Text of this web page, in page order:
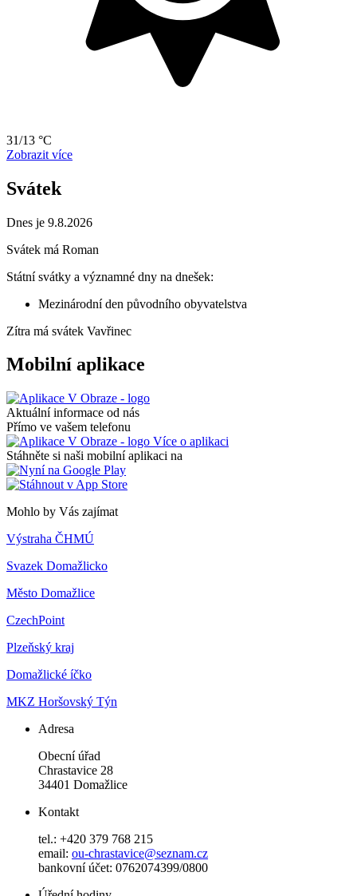
31/13 °C
Zobrazit více
Svátek
Dnes je 9.8.2026
Svátek má Roman
Státní svátky a významné dny na dnešek:
Mezinárodní den původního obyvatelstva
Zítra má svátek Vavřinec
Mobilní aplikace
Aktuální informace od nás
Přímo ve vašem telefonu
Více o aplikaci
Stáhněte si naši mobilní aplikaci na
Mohlo by Vás zajímat
Výstraha ČHMÚ
Svazek Domažlicko
Město Domažlice
CzechPoint
Plzeňský kraj
Domažlické íčko
MKZ Horšovský Týn
Adresa
Obecní úřad
Chrastavice 28
34401 Domažlice
Kontakt
tel.: +420 379 768 215
email: ou-chrastavice@seznam.cz
bankovní účet: 0762074399/0800